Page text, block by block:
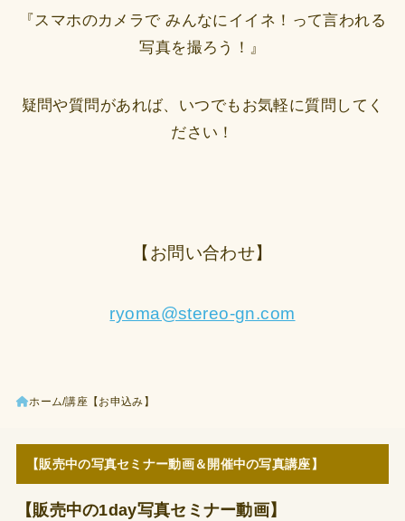
『スマホのカメラで みんなにイイネ！って言われる
写真を撮ろう！』
疑問や質問があれば、いつでもお気軽に質問してく
ださい！
【お問い合わせ】
ryoma@stereo-gn.com
ホーム 講座【お申込み】
【販売中の写真セミナー動画＆開催中の写真講座】
【販売中の1day写真セミナー動画】